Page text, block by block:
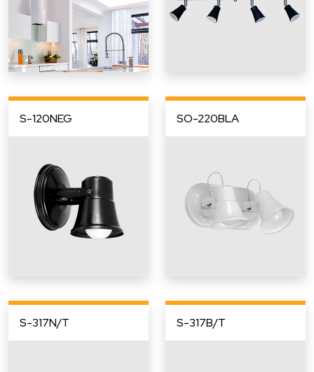
S-120NEG SO-220BLA
S-317N/T S-317B/T